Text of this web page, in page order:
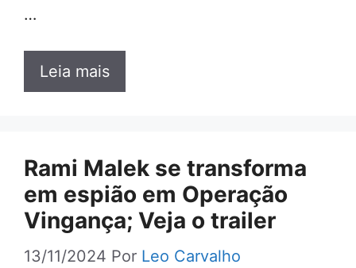
…
Leia mais
Rami Malek se transforma
em espião em Operação
Vingança; Veja o trailer
13/11/2024 Por Leo Carvalho